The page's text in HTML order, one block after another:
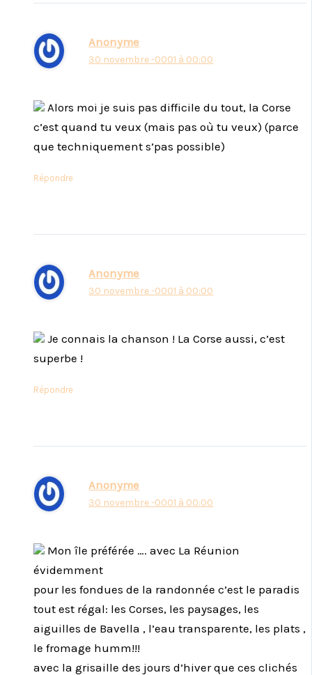
Anonyme
30 novembre -0001 à 00:00
Alors moi je suis pas difficile du tout, la Corse
c’est quand tu veux (mais pas où tu veux) (parce
que techniquement s’pas possible)
Répondre
Anonyme
30 novembre -0001 à 00:00
Je connais la chanson ! La Corse aussi, c’est
superbe !
Répondre
Anonyme
30 novembre -0001 à 00:00
Mon île préférée …. avec La Réunion
évidemment
pour les fondues de la randonnée c’est le paradis
tout est régal: les Corses, les paysages, les
aiguilles de Bavella , l’eau transparente, les plats ,
le fromage humm!!!
avec la grisaille des jours d’hiver que ces clichés